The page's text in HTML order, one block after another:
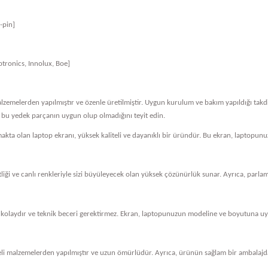
pin]
Innolux, Boe]
yapılmıştır ve özenle üretilmiştir. Uygun kurulum ve bakım yapıldığı
yedek parçanın uygun olup olmadığını teyit edin.
olan laptop ekranı, yüksek kaliteli ve dayanıklı bir üründür. Bu ekran,
ve canlı renkleriyle sizi büyüleyecek olan yüksek çözünürlük sunar. Ayrıca,
ve teknik beceri gerektirmez. Ekran, laptopunuzun modeline ve boyutuna
malzemelerden yapılmıştır ve uzun ömürlüdür. Ayrıca, ürünün sağlam bir